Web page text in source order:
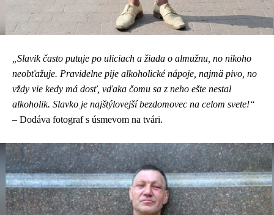
„Slavik často putuje po uliciach a žiada o almužnu, no nikoho
neobťažuje. Pravidelne pije alkoholické nápoje, najmä pivo, no
vždy vie kedy má dosť, vďaka čomu sa z neho ešte nestal
alkoholik. Slavko je najštýlovejší bezdomovec na celom svete!“
– Dodáva fotograf s úsmevom na tvári.